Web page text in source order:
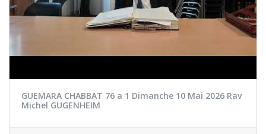
GUEMARA CHABBAT 76 a 1 Dimanche 10 Mai 2026 Rav
Michel GUGENHEIM